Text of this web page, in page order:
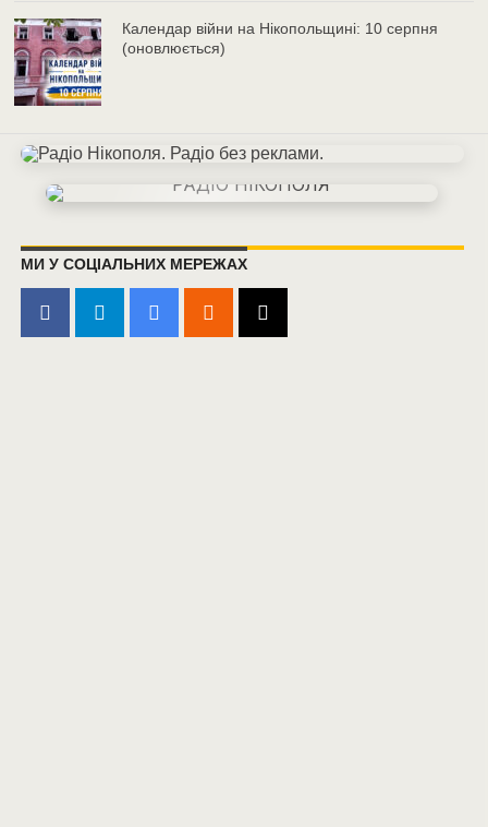
Календар війни на Нікопольщині: 10 серпня
(оновлюється)
МИ У СОЦІАЛЬНИХ МЕРЕЖАХ